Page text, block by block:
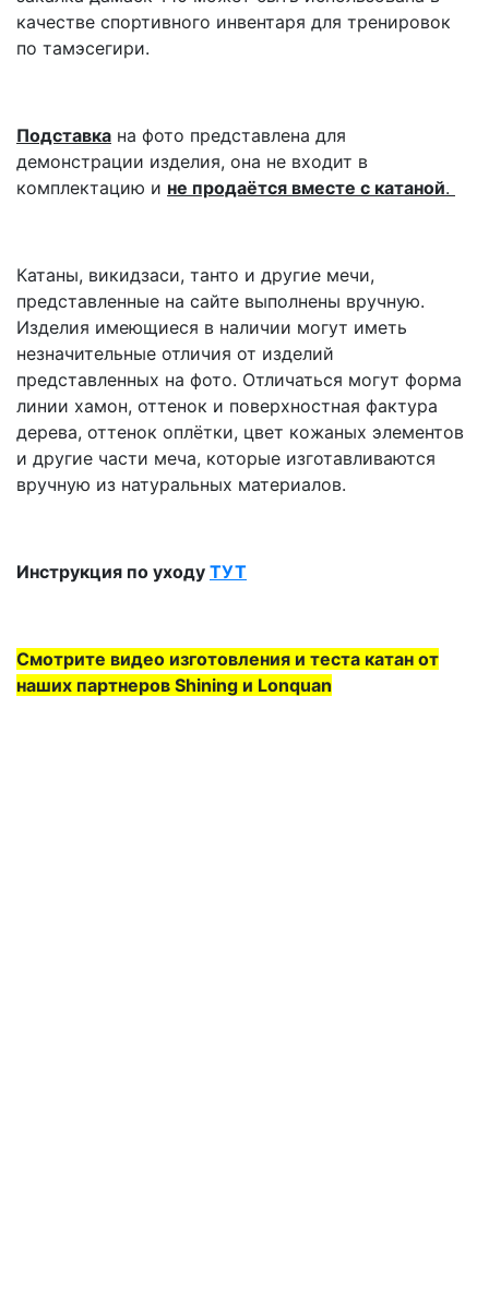
качестве спортивного инвентаря для тренировок
по тамэсегири.
Подставка на фото представлена для
демонстрации изделия, она не входит в
комплектацию и не продаётся вместе с катаной.
Катаны, викидзаси, танто и другие мечи,
представленные на сайте выполнены вручную.
Изделия имеющиеся в наличии могут иметь
незначительные отличия от изделий
представленных на фото. Отличаться могут форма
линии хамон, оттенок и поверхностная фактура
дерева, оттенок оплётки, цвет кожаных элементов
и другие части меча, которые изготавливаются
вручную из натуральных материалов.
Инструкция по уходу ТУТ
Смотрите видео изготовления и теста катан от
наших партнеров Shining и Lonquan